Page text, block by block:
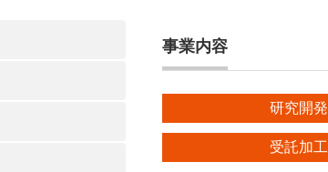
事業内容
研究開発
受託加工